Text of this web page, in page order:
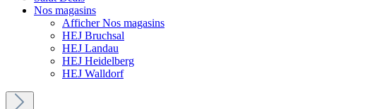
Nos magasins
Afficher Nos magasins
HEJ Bruchsal
HEJ Landau
HEJ Heidelberg
HEJ Walldorf